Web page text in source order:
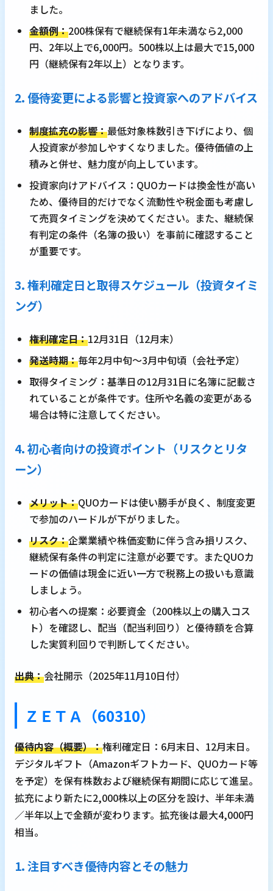
ました。
金額例：200株保有で継続保有1年未満なら2,000
円、2年以上で6,000円。500株以上は最大で15,000
円（継続保有2年以上）となります。
2. 優待変更による影響と投資家へのアドバイス
制度拡充の影響：最低対象株数引き下げにより、個
人投資家が参加しやすくなりました。優待価値の上
積みと併せ、魅力度が向上しています。
投資家向けアドバイス：QUOカードは換金性が高い
ため、優待目的だけでなく流動性や税金面も考慮し
て売買タイミングを決めてください。また、継続保
有判定の条件（名簿の扱い）を事前に確認すること
が重要です。
3. 権利確定日と取得スケジュール（投資タイミ
ング）
権利確定日：12月31日（12月末）
発送時期：毎年2月中旬～3月中旬頃（会社予定）
取得タイミング：基準日の12月31日に名簿に記載さ
れていることが条件です。住所や名義の変更がある
場合は特に注意してください。
4. 初心者向けの投資ポイント（リスクとリタ
ーン）
メリット：QUOカードは使い勝手が良く、制度変更
で参加のハードルが下がりました。
リスク：企業業績や株価変動に伴う含み損リスク、
継続保有条件の判定に注意が必要です。またQUOカ
ードの価値は現金に近い一方で税務上の扱いも意識
しましょう。
初心者への提案：必要資金（200株以上の購入コス
ト）を確認し、配当（配当利回り）と優待額を合算
した実質利回りで判断してください。
出典：会社開示（2025年11月10日付）
ＺＥＴＡ（60310）
優待内容（概要）：権利確定日：6月末日、12月末日。
デジタルギフト（Amazonギフトカード、QUOカード等
を予定）を保有株数および継続保有期間に応じて進呈。
拡充により新たに2,000株以上の区分を設け、半年未満
／半年以上で金額が変わります。拡充後は最大4,000円
相当。
1. 注目すべき優待内容とその魅力